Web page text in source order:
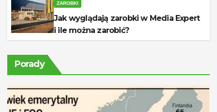
ZAROBKI
Jak wyglądają zarobki w Media Expert
i ile można zarobić?
Porady